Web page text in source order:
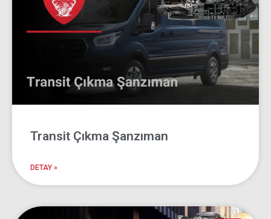
Ankara Oto Çıkma
Transit Çıkma Şanzıman
DETAY »